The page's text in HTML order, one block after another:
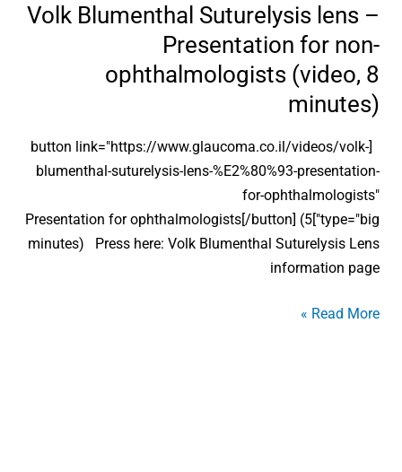
Volk Blumenthal Suturelysis lens –
Presentation for non-
ophthalmologists (video, 8
minutes)
[button link="https://www.glaucoma.co.il/videos/volk-
blumenthal-suturelysis-lens-%E2%80%93-presentation-
for-ophthalmologists"
type="big"]Presentation for ophthalmologists[/button] (5
minutes) Press here: Volk Blumenthal Suturelysis Lens
information page
non-
ophthalmologists
(video,
8
minutes)
Read More »